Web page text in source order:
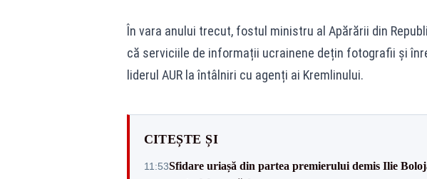
În vara anului trecut, fostul ministru al Apărării din
că serviciile de informații ucrainene dețin fotografii și
liderul AUR la întâlniri cu agenți ai Kremlinului.
CITEȘTE ȘI
11:53Sfidare uriașă din partea premierului demis Ilie